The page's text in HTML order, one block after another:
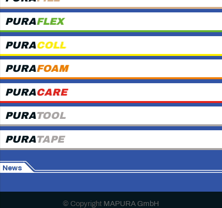
PURAFLEX
PURACOLL
PURAFOAM
PURACARE
PURATOOL
PURATAPE
News
© Copyright MAPURA GmbH